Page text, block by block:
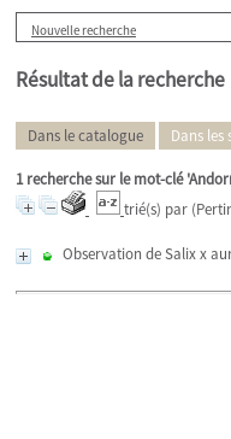
Nouvelle recherche
Résultat de la recherche
Dans le catalogue Dans les
1recherche sur le mot-clé
trié(s) par
Observation de Salix x